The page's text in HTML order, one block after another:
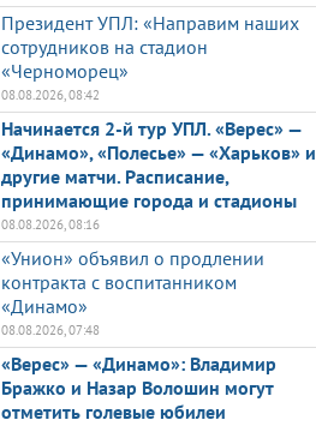
Президент УПЛ: «Направим наших
сотрудников на стадион
«Черноморец»
08.08.2026, 08:42
Начинается 2-й тур УПЛ. «Верес» —
«Динамо», «Полесье» — «Харьков» и
другие матчи. Расписание,
принимающие города и стадионы
08.08.2026, 08:16
«Унион» объявил о продлении
контракта с воспитанником
«Динамо»
08.08.2026, 07:48
«Верес» — «Динамо»: Владимир
Бражко и Назар Волошин могут
отметить голевые юбилеи